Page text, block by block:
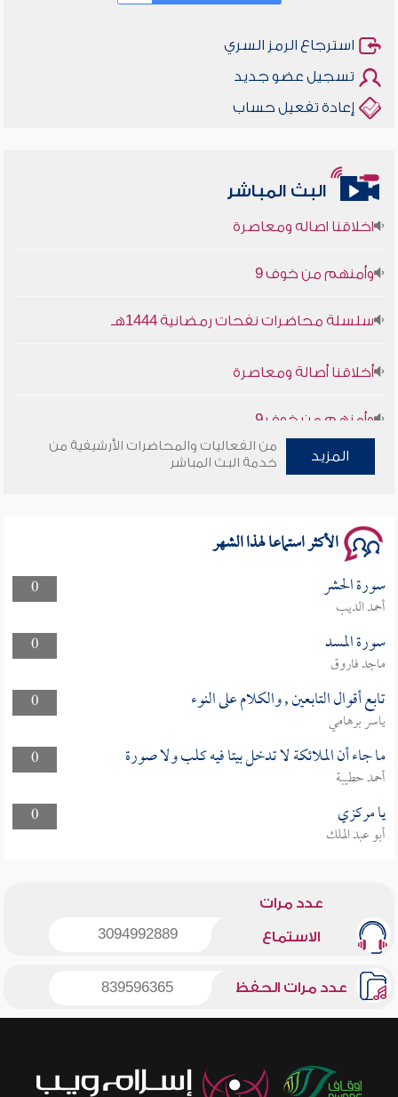
استرجاع الرمز السري
تسجيل عضو جديد
إعادة تفعيل حساب
البث المباشر
أخلاقنا أصالة ومعاصرة
سلسلة محاضرات نفحات رمضانية 1444هـ
المزيد
من الفعاليات والمحاضرات الأرشيفية من
خدمة البث المباشر
الأكثر استماعا لهذا الشهر
0 سورة الحشر
أحمد الديب
0
سورة المسد
ماجد فاروق
0
تابع أقوال التابعين , والكلام على النوء
ياسر برهامي
0
ما جاء أن الملائكة لا تدخل بيتا فيه كلب ولا صورة
أحمد حطيبة
0
يا مركزي
أبو عبد الملك
عدد مرات
الاستماع 3094992889
عدد مرات الحفظ 839596365